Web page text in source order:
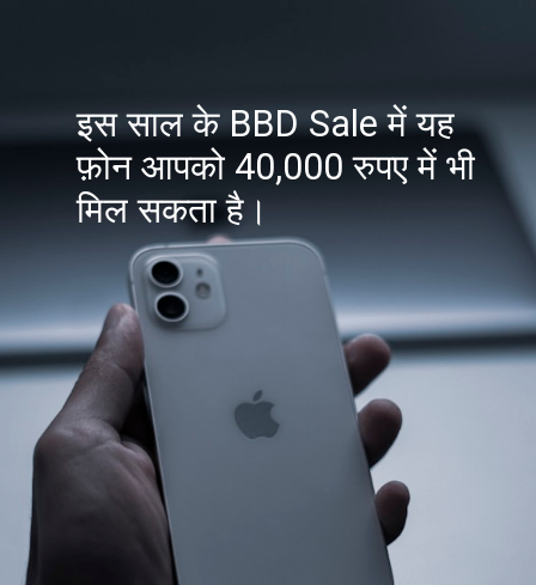
इस साल के BBD Sale में यह
फ़ोन आपको 40,000 रुपए में भी
मिल सकता है।